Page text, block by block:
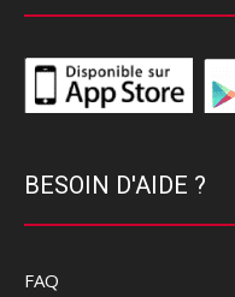
BESOIN D'AIDE ?
FAQ